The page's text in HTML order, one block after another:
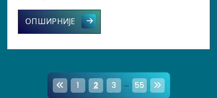
ОПШИРНИЈЕ Успешно реализован конкурс
P
1 2 3 … 55